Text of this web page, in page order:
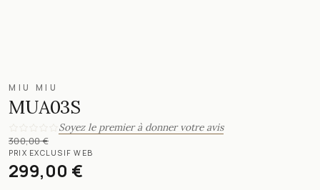
MIU MIU
MUA03S
Soyez le premier à donner votre avis
300,00 €
PRIX EXCLUSIF WEB
299,00 €